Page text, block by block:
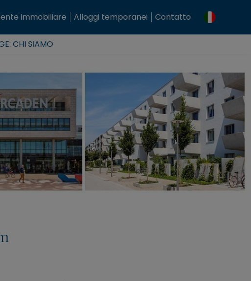
immobiliare Alloggi temporanei Contatto
CHI SIAMO